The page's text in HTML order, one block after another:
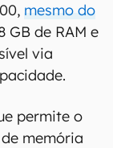
mesmo do
GB de RAM e
via
permite o
memória